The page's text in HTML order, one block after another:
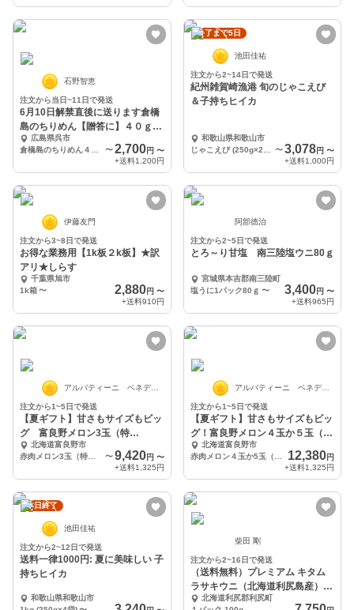
石野智恵
注文から当日~11日で発送
6月10日解禁直後に送ります倉橋
島のちりめん【贈答に】４０ｇ１
５０ｇ５００ｇ
広島県呉市
〜 2,700円 〜
+送料1,200円
終了まで5日
池田佳祐
注文から2~14日で発送
紀州雑賀崎漁港 旬のじゃこえび
＆子持ちヒイカ
和歌山県和歌山市
〜3,078円 〜
+送料1,000円
伊藤友門
注文から3~8日で発送
お得な業務用【1k板２k板】★訳
アリ★しらす
千葉県旭市
1k箱〜 2,880円 〜
+送料910円
阿部徳治
注文から2~5日で発送
とろ～り甘塩 南三陸塩ウニ80ｇ
宮城県本吉郡南三陸町
塩うに1パック80ｇ 〜 3,400円 〜
+送料965円
アルバティーニ ベネディクト
注文から1~5日で発送
【夏ギフト】甘さもサイズもビッ
グ 富良野メロン3玉（特
大）〜 とろける甘さ
北海道富良野市
〜 9,420円 〜
+送料1,325円
アルバティーニ ベネディクト
注文から1~5日で発送
【夏ギフト】甘さもサイズもビッ
グ！富良野メロン４玉か５玉（８
k）とろける甘さ
北海道富良野市
12,380円
+送料1,325円
本日終了
池田佳祐
注文から2~12日で発送
送料一律1000円: 夏に美味しい 子
持ちヒイカ
和歌山県和歌山市
柴田 剛
注文から2~16日で発送
（送料無料）プレミアム キタム
ラサキウニ（北海道利尻島産）１
パック 100g
北海道利尻郡利尻町